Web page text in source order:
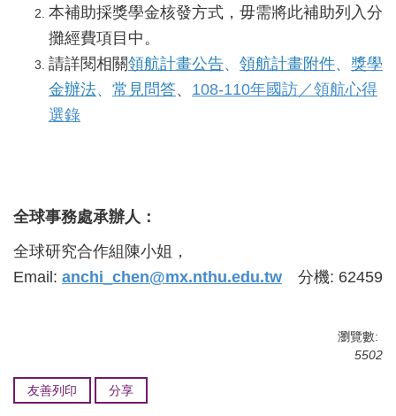
本補助採獎學金核發方式，毋需將此補助列入分
攤經費項目中。
請詳閱相關領航計畫公告、 領航計畫附件、 獎學
金辦法、 常見問答、 108-110年國訪／領航心得
選錄
全球事務處承辦人：
全球研究合作組陳小姐，
Email: anchi_chen@mx.nthu.edu.tw 分機: 62459
瀏覽數:
5502
友善列印 分享